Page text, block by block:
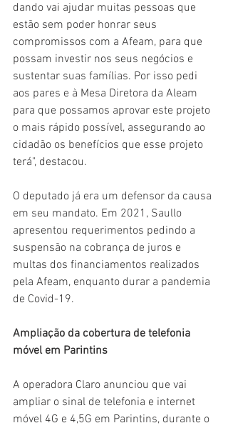
dando vai ajudar muitas pessoas que
estão sem poder honrar seus
compromissos com a Afeam, para que
possam investir nos seus negócios e
sustentar suas famílias. Por isso pedi
aos pares e à Mesa Diretora da Aleam
para que possamos aprovar este projeto
o mais rápido possível, assegurando ao
cidadão os benefícios que esse projeto
terá", destacou.
O deputado já era um defensor da causa
em seu mandato. Em 2021, Saullo
apresentou requerimentos pedindo a
suspensão na cobrança de juros e
multas dos financiamentos realizados
pela Afeam, enquanto durar a pandemia
de Covid-19.
Ampliação da cobertura de telefonia
móvel em Parintins
A operadora Claro anunciou que vai
ampliar o sinal de telefonia e internet
móvel 4G e 4,5G em Parintins, durante o